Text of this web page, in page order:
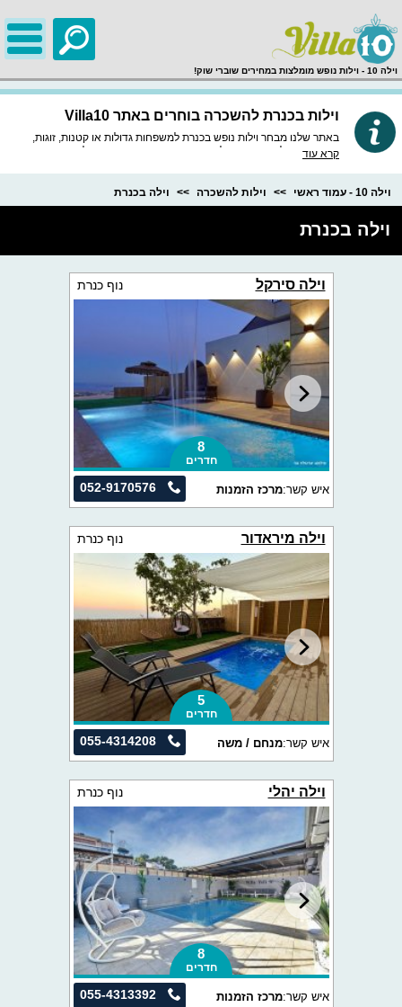
וילה 10 - וילות נופש מומלצות במחירים שוברי שוק!
וילות בכנרת להשכרה בוחרים באתר Villa10
באתר שלנו מבחר וילות נופש בכנרת למשפחות גדולות או קטנות, זוגות,
קבוצות מטיילים ואפשרות לקיום אירועים שונים כמו: ימי הולדת, מסיבות
כמות החדרים שאתם צריכים החל מ-3000 שקלים ללילה בלבד.
קרא עוד
וילה 10 - עמוד ראשי וילות להשכרה וילה בכנרת
וילה בכנרת
וילה סירקל נוף כנרת
8
חדרים
052-9170576 איש קשר:מרכז הזמנות
וילה מיראדור נוף כנרת
5
חדרים
055-4314208 איש קשר:מנחם / משה
וילה יהלי נוף כנרת
8
חדרים
055-4313392 איש קשר:מרכז הזמנות